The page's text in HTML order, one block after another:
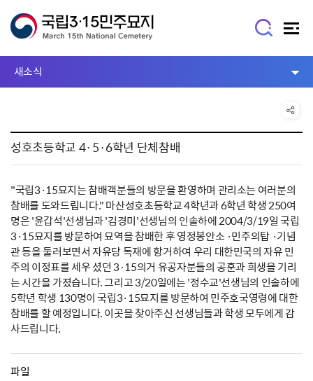
새소식
성호초등학교 4·5·6학년 단체참배
"국립3·15묘지는 참배객분들의 방문을 환영하며 관리소는 여러분의
참배를 도와드립니다." 마산성호초등학교 4학년과 6학년 학생 250여
명은 '윤갑석'선생님과 '김경미'선생님의 인솔하에 2004/3/19일 국립
3·15묘지를 방문하여 묘역을 참배한 후 영정봉안소 ·민주의탑 ·기념
관 등을 둘러보면서 자유당 독재에 항거하여 우리 대한민국의 자유 민
주의 이정표를 세우 셨던 3·15의거 유공자분들의 공훈과 희생을 기리
는 시간을 가졌습니다. 그리고 3/20일에는 '정수교'선생님의 인솔하에
5학년 학생 130명이 국립3·15묘지를 방문하여 민주호국영령에 대한
참배를 할 예정입니다. 이곳을 찾아주신 선생님들과 학생 모두에게 감
사드립니다.
파일